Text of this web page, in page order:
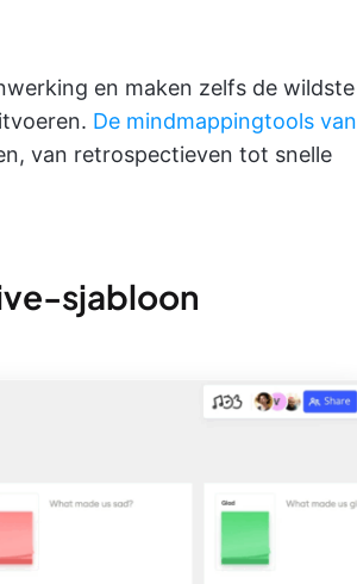
en maken zelfs de wildste
De mindmappingtools van
van retrospectieven tot snelle
sjabloon